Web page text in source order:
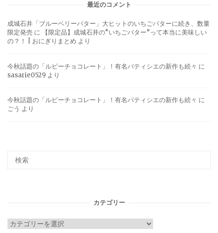
最近のコメント
成城石井「ブルーベリーバター」大ヒットのいちごバターに続き、数量
限定発売 に
【限定品】成城石井の“いちごバター”って本当に美味しい
の？！ | おにぎりまとめ より
今秋話題の「ルビーチョコレート」！有名パティシエの新作も続々 に
sasarie0529 より
今秋話題の「ルビーチョコレート」！有名パティシエの新作も続々 に
ごう より
カテゴリー
カ